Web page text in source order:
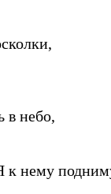
в небо,
нему